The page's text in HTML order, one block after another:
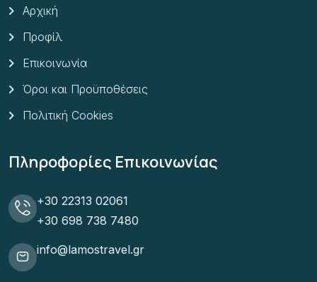
Αρχική
Προφίλ
Επικοινωνία
Όροι και Προϋποθέσεις
Πολιτική Cookies
Πληροφορίες Επικοινωνίας
+30 22313 02061
+30 698 738 7480
info@lamostravel.gr